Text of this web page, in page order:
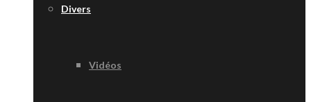
Divers
Vidéos